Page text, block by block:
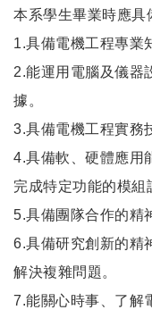
本系學生畢業時應具
1.具備電機工程專業
2.能運用電腦及儀器
據。
3.具備電機工程實務
4.具備軟、硬體應用
完成特定功能的模組
5.具備團隊合作的精
6.具備研究創新的精
解決複雜問題。
7.能關心時事、了解